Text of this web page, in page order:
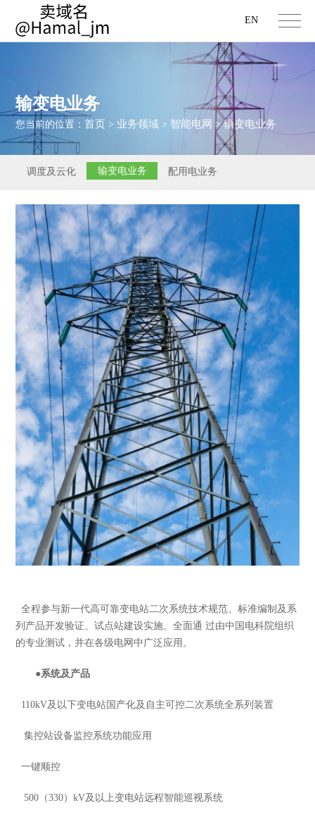
EN
输变电业务
您当前的位置：首页 > 业务领域 > 智能电网 >输变电业务
调度及云化 输变电业务 配用电业务
全程参与新一代高可靠变电站二次系统技术规范、标准编制及系
列产品开发验证、试点站建设实施。全面通 过由中国电科院组织
的专业测试，并在各级电网中广泛应用。
●系统及产品
110kV及以下变电站国产化及自主可控二次系统全系列装置
集控站设备监控系统功能应用
一键顺控
500（330）kV及以上变电站远程智能巡视系统